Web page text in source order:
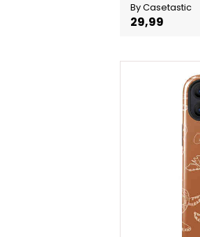
By Casetastic
29,99